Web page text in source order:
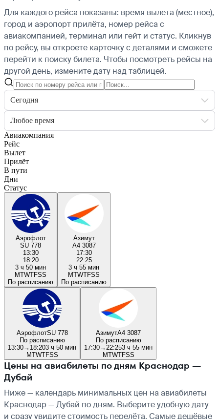
Для каждого рейса показаны: время вылета (местное),
город и аэропорт прилёта, номер рейса с
авиакомпанией, терминал или гейт и статус. Кликнув
по рейсу, вы откроете карточку с деталями и сможете
перейти к поиску билета. Чтобы посмотреть рейсы на
другой день, измените дату над таблицей.
Сегодня
Любое время
Авиакомпания
Рейс
Вылет
Прилёт
В пути
Дни
Статус
Аэрофлот
SU 778
13:30
18:20
3 ч 50 мин
MTWTFSS
По расписанию
Азимут
A4 3087
17:30
22:25
3 ч 55 мин
MTWTFSS
По расписанию
АэрофлотSU 778
По расписанию
13:30→ 18:203 ч 50 мин
MTWTFSS
АзимутA4 3087
По расписанию
17:30→ 22:253 ч 55 мин
MTWTFSS
Цены на авиабилеты по дням Краснодар —
Дубай
Ниже — календарь минимальных цен на авиабилеты
Краснодар — Дубай по дням. Выберите удобную дату
и сразу увидите стоимость перелёта. Самые дешёвые